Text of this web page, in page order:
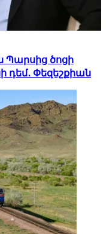
Պարսից ծոցի
դեմ․ Փեզեշքիան